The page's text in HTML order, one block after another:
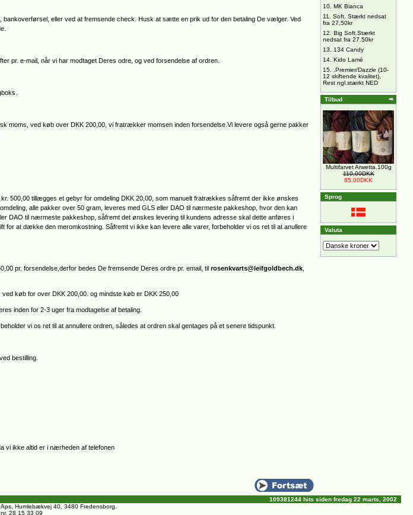
eller ved at fremsende check. Husk at sætte en prik ud for den betaling De vælger. Ved
pr. e-mail, når vi har modtaget Deres odre, og ved forsendelse af ordren.
moms, ved køb over DKK 200,00, vi fratrækker momsen inden forsendelse.Vi levere også gerne pakker
500,00 tillægges et gebyr for omdeling DKK 20,00, som manuelt fratrækkes såfremt der ikke ønskes
alle pakker over 50 gram, leveres med GLS eller DAO til nærmeste pakkeshop, hvor den kan
DAO til nærmeste pakkeshop, såfremt det ønskes levering til kundens adresse skal dette anføres i
at dække den meromkostning. Såfremt vi ikke kan levere alle varer, forbeholder vi os ret til at anullere
pr. forsendelse,derfor bedes De fremsende Deres ordre pr. email, til rosenkvarts@leifgoldbech.dk
køb for over DKK 200,00. og mindste køb er DKK 250,00
inden for 2-3 uger fra modtagelse af betaling.
vi os ret til at annullere ordren, således at ordren skal gentages på et senere tidspunkt.
bestilling.
vi ikke altid er i nærheden af telefonen
10. MK Bianca
11. Soft. Stærkt nedsat
fra 27,50kr
12. Big Soft.Stærkt
nedsat fra 27.50kr
13. 134 Candy
14. Kido Lamé
15.
.Premier/Dazzle (10-
12 skiftende kvalitet),
Rest ngl.stærkt NED
Tilbud
Multifarvet Arwetta.100g
110,00DKK
85,00DKK
Sprog
Valuta
109381244 hits siden fredag 22 marts, 2002
Humlebækvej 40, 3480 Fredensborg.
28 15 33 09